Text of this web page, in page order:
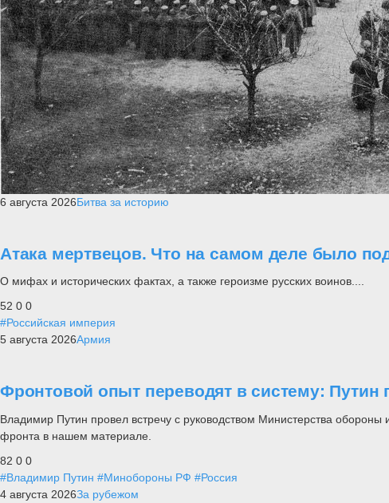
6 августа 2026Битва за историю
Атака мертвецов. Что на самом деле было
О мифах и исторических фактах, а также героизме русских воинов....
52 0 0
#Российская империя
5 августа 2026Армия
Фронтовой опыт переводят в систему:
Владимир Путин провел встречу с руководством Министерства
фронта в нашем материале.
82 0 0
#Владимир Путин #Минобороны РФ #Россия
4 августа 2026За рубежом